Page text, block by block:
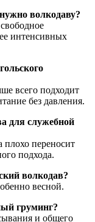
волкодаву?
интенсивных
всего подходит
без давления.
для служебной
плохо переносит
подхода.
волкодав?
весной.
груминг?
и общего